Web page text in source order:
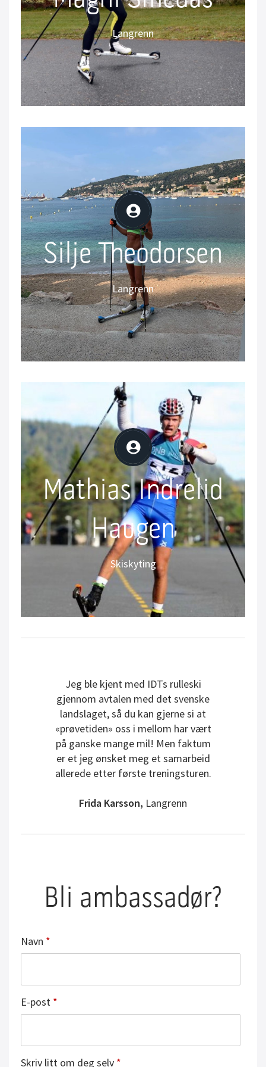
Langrenn
Instagram: @msmedas
– Jeg elsker grepet på våte veier om høsten
med IDT sine regnhjul og jeg digger at
skiene er så stabile og lette.
Silje Theodorsen
Langrenn
Silje Theodorsen
Norsk langrennsløper
Instagram: @siljetheo
Mathias Indrelid
Haugen
Skiskyting
Mathias Indrelid
Haugen
Norsk skiskytter
Instagram: @mathiasihaugen
Jeg ble kjent med IDTs rulleski
gjennom avtalen med det svenske
landslaget, så du kan gjerne si at
«prøvetiden» oss i mellom har vært
på ganske mange mil! Men faktum
er et jeg ønsket meg et samarbeid
allerede etter første treningsturen.
Frida Karsson, Langrenn
Bli ambassadør?
Navn *
E-post *
Skriv litt om deg selv *